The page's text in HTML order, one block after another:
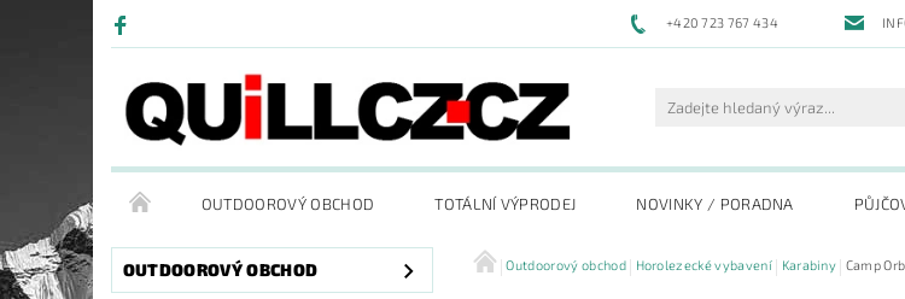
+420 723 767 434
OUTDOOROVÝ OBCHOD TOTÁLNÍ VÝPRODEJ NOVINKY / PORADNA
OUTDOOROVÝ OBCHOD Outdoorový obchod Horolezecké vybavení Karabiny Camp